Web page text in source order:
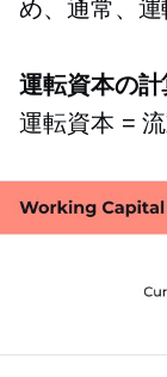
め、通常、運
運転資本の計
運転資本 =